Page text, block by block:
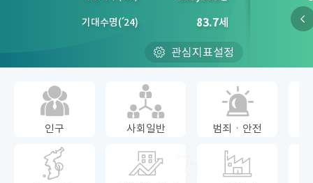
기대수명(´24) 83.7세
관심지표설정
인구 사회일반 범죄ㆍ안전